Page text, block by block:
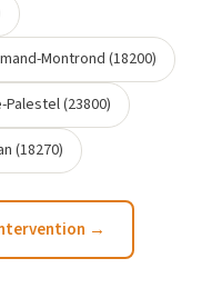
Montrond (18200)
Palestel (23800)
(18270)
→